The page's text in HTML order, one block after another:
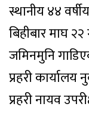
स्थानीय ४४
बिहीबार माघ
जमिनमुनि
प्रहरी
प्रहरी नायव